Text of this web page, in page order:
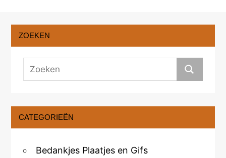
ZOEKEN
CATEGORIEËN
Bedankjes Plaatjes en Gifs